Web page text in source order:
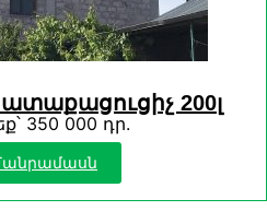
200լ
350 000 դր.